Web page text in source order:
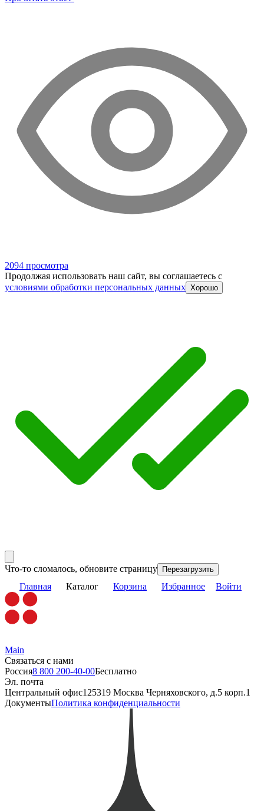
2094 просмотра
Продолжая использовать наш сайт, вы соглашаетесь c
условиями обработки персональных данных Хорошо
Что-то сломалось, обновите страницу Перезагрузить
Главная Каталог Корзина Избранное Войти
Main
Связаться с нами
Россия8 800 200-40-00Бесплатно
Эл. почта
Центральный офис125319 Москва Черняховского, д.5 корп.1
ДокументыПолитика конфиденциальности